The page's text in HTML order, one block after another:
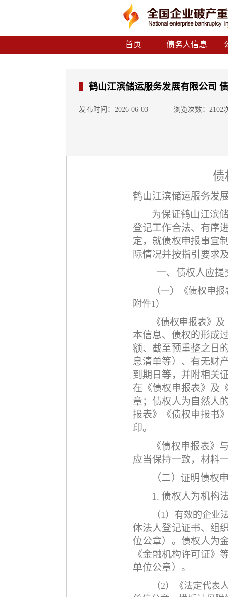
首页 债务人信息
鹤山江滨储运服务发展有限公司
发布时间：2026-06-03 浏览次数：2102
债
鹤山江滨储运服务发
为保证鹤山江滨
登记工作合法、有序
定，就债权申报事宜
际情况并按指引要求
一、债权人应提
（一）《债权申
附件1）
《债权申报表》及
本信息、债权的形成
额、截至预重整之日
息清单等）、有无财
到期日等，并附相关
在《债权申报表》及
章；债权人为自然人
报表》《债权申报书
印。
《债权申报表》
应当保持一致， 材料
（二）证明债权
1. 债权人为机构
（1）有效的企业
体法人登记证书、组
位公章）。 债权人为
《金融机构许可证》
单位公章）。
（2）《法定代表